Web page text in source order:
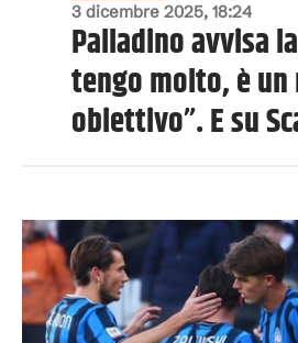
3 dicembre 2025, 18:24
Palladino avvisa
tengo molto, è un
obiettivo”. E su